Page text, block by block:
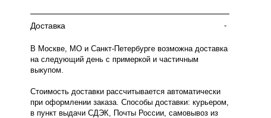
Доставка -
В Москве, МО и Санкт-Петербурге возможна доставка
на следующий день с примеркой и частичным
выкупом.
Стоимость доставки рассчитывается автоматически
при оформлении заказа. Способы доставки: курьером,
в пункт выдачи СДЭК, Почты России, самовывоз из